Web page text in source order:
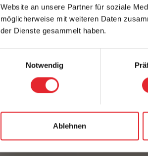
Website an unsere Partner für soziale
möglicherweise mit weiteren Daten
der Dienste gesammelt haben.
Notwendig
Ablehnen